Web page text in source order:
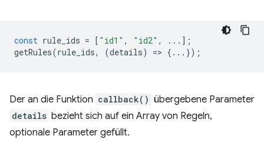
const rule_ids = [ "id1" , "id2" ,
...];
getRules(rule_ids, (details) => {...});
Der an die Funktion callback() übergebene Parameter
details bezieht sich auf ein Array von Regeln,
optionale Parameter gefüllt.